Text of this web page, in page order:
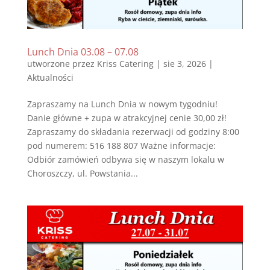
Lunch Dnia 03.08 – 07.08
utworzone przez Kriss Catering| sie 3, 2026|
Aktualności
Zapraszamy na Lunch Dnia w nowym tygodniu!
Danie główne + zupa w atrakcyjnej cenie 30,00 zł!
Zapraszamy do składania rezerwacji od godziny 8:00
pod numerem: 516 188 807 Ważne informacje:
Odbiór zamówień odbywa się w naszym lokalu w
Choroszczy, ul. Powstania...